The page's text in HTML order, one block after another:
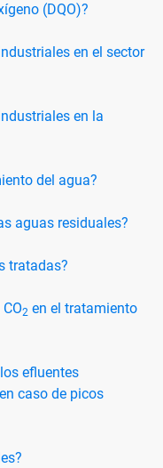
(DQO)?
en el sector
en la
del agua?
aguas residuales?
tratadas?
2 en el tratamiento
efluentes
caso de picos